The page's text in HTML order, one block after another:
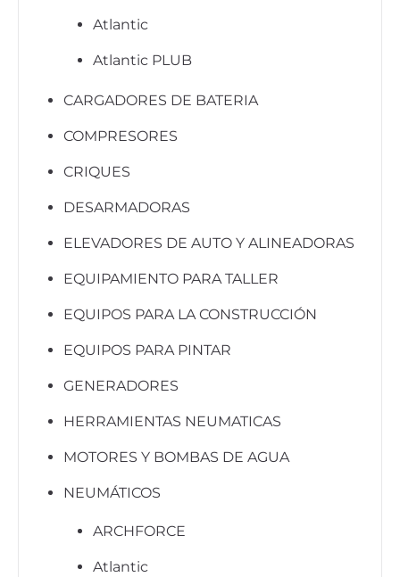
Atlantic
Atlantic PLUB
CARGADORES DE BATERIA
COMPRESORES
CRIQUES
DESARMADORAS
ELEVADORES DE AUTO Y ALINEADORAS
EQUIPAMIENTO PARA TALLER
EQUIPOS PARA LA CONSTRUCCIÓN
EQUIPOS PARA PINTAR
GENERADORES
HERRAMIENTAS NEUMATICAS
MOTORES Y BOMBAS DE AGUA
NEUMÁTICOS
ARCHFORCE
Atlantic